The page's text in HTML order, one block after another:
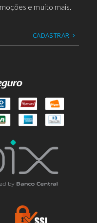
e muito mais.
CADASTRAR